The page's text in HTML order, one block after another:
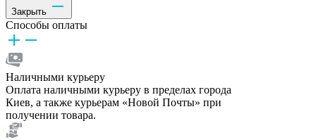
Закрыть
Способы оплаты
Наличными курьеру
Оплата наличными курьеру в пределах города
Киев, а также курьерам «Новой Почты» при
получении товара.